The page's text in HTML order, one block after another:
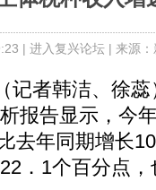
| 进入复兴论坛| 来源
者韩洁、徐蕊
报告显示，今
去年同期增长
．1个百分点